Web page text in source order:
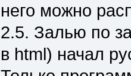
него можно
2.5. Залью по
в html) начал